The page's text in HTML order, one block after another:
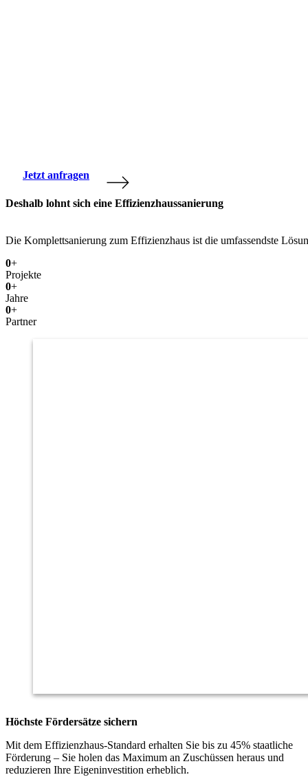
Jetzt anfragen
Deshalb lohnt sich eine Effizienzhaussanierung
Die Komplettsanierung zum Effizienzhaus ist die umfassendste
0+
Projekte
0+
Jahre
0+
Partner
Höchste Fördersätze sichern
Mit dem Effizienzhaus-Standard erhalten Sie bis zu 45% staatliche
Förderung – Sie holen das Maximum an Zuschüssen heraus und
reduzieren Ihre Eigeninvestition erheblich.